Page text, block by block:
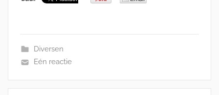
Diversen
Eén reactie